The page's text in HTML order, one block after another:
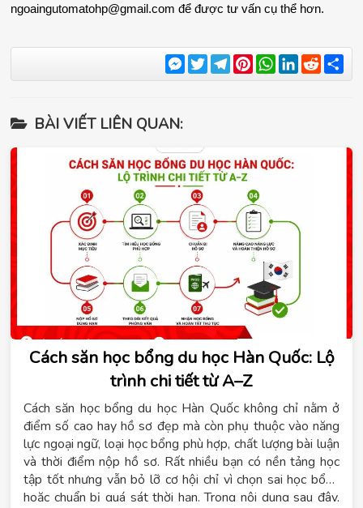
ngoaingutomatohp@gmail.com để được tư vấn cụ thể hơn.
Messenger
TwitterTelegram
Pinterest
WhatsApp
LinkedIn
Reddit
BÀI VIẾT LIÊN QUAN:
Cách săn học bổng du học Hàn Quốc: Lộ
trình chi tiết từ A–Z
Cách săn học bổng du học Hàn Quốc không chỉ nằm ở
điểm số cao hay hồ sơ đẹp mà còn phụ thuộc vào năng
lực ngoại ngữ, loại học bổng phù hợp, chất lượng bài luận
và thời điểm nộp hồ sơ. Rất nhiều bạn có nền tảng học
tập tốt nhưng vẫn bỏ lỡ cơ hội chỉ vì chọn sai học bổng
hoặc chuẩn bị quá sát thời hạn. Trong nội dung sau đây,